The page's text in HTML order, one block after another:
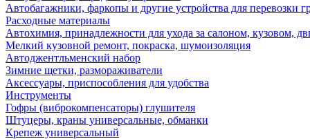
Автобагажники, фаркопы и другие устройства для перевозки
Расходные материалы
Автохимия, принадлежности для ухода за салоном, кузовом,
Мелкий кузовной ремонт, покраска, шумоизоляция
Автоджентльменский набор
Зимние щетки, размораживатели
Аксессуары, приспособления для удобства
Инструменты
Гофры (виброкомпенсаторы) глушителя
Штуцеры, краны универсальные, обманки
Крепеж универсальный